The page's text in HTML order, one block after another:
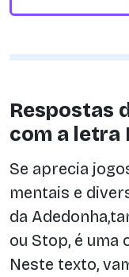
Respostas
com a letra
Se aprecia
mentais e
da
ou Stop, é uma
Neste texto,